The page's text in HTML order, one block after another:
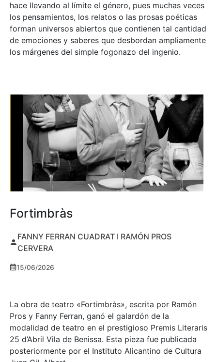
hace llevando al límite el género, pues muchas veces
los pensamientos, los relatos o las prosas poéticas
forman universos abiertos que contienen tal cantidad
de emociones y saberes que desbordan ampliamente
los márgenes del simple fogonazo del ingenio.
Fortimbràs
FANNY FERRAN CUADRAT I RAMÓN PROS
CERVERA
15/06/2026
La obra de teatro «Fortimbràs», escrita por Ramón
Pros y Fanny Ferran, ganó el galardón de la
modalidad de teatro en el prestigioso Premis Literaris
25 d’Abril Vila de Benissa. Esta pieza fue publicada
posteriormente por el Instituto Alicantino de Cultura